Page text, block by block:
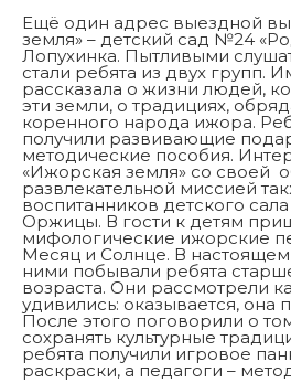
Ещё один адрес выездной
земля» – детский сад №24
Лопухинка. Пытливыми
стали ребята из двух групп.
рассказала о жизни людей,
эти земли, о традициях,
коренного народа ижора.
получили развивающие
методические пособия.
«Ижорская земля» со своей
развлекательной миссией
воспитанников детского
Оржицы. В гости к детям
мифологические ижорские
Месяц и Солнце. В
ними побывали ребята
возраста. Они рассмотрели
удивились: оказывается, она
После этого поговорили о
сохранять культурные
ребята получили игровое
раскраски, а педагоги –